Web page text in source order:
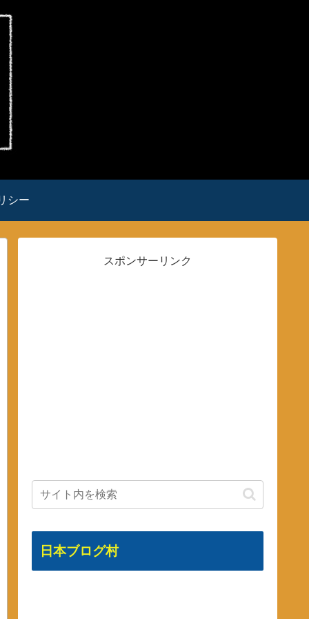
シー
スポンサーリンク
日本ブログ村